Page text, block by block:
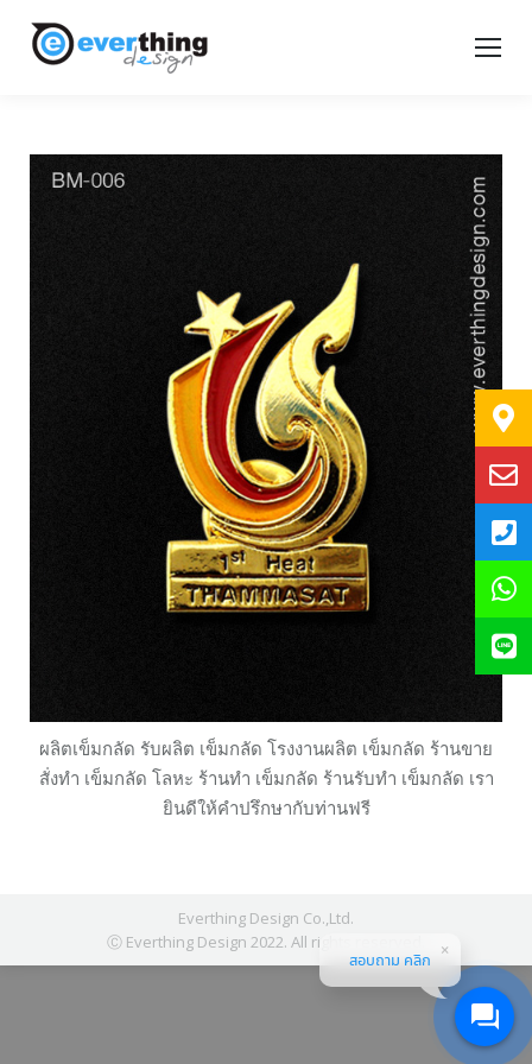
ผลิตเข็มกลัด รับผลิต เข็มกลัด โรงงานผลิต เข็มกลัด ร้านขาย
สั่งทำ เข็มกลัด โลหะ ร้านทำ เข็มกลัด ร้านรับทำ เข็มกลัด เรา
ยินดีให้คำปรึกษากับท่านฟรี
Everthing Design Co.,Ltd.
Ⓒ Everthing Design 2022. All rights reserved.
สอบถาม คลิก